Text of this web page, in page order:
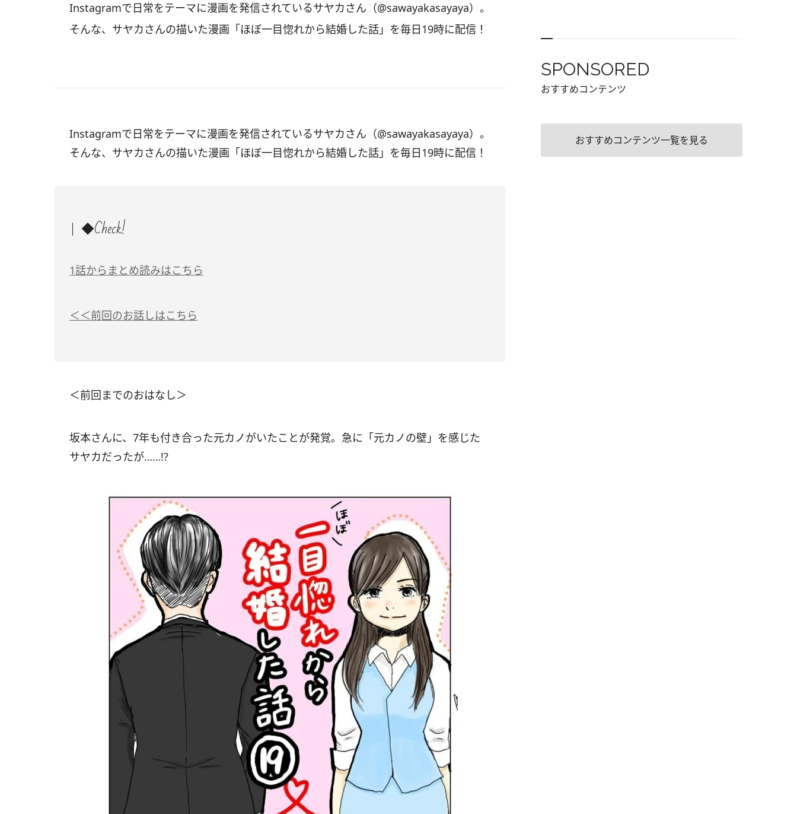
Instagramで日常をテーマに漫画を発信されているサヤカさん（@sawayakasayaya）。
そんな、サヤカさんの描いた漫画「ほぼ一目惚れから結婚した話」を毎日19時に配信！
Instagramで日常をテーマに漫画を発信されているサヤカさん（@sawayakasayaya）。
そんな、サヤカさんの描いた漫画「ほぼ一目惚れから結婚した話」を毎日19時に配信！
◆Check!
1話からまとめ読みはこちら
＜＜前回のお話しはこちら
＜前回までのおはなし＞
坂本さんに、7年も付き合った元カノがいたことが発覚。急に「元カノの壁」を感じた
サヤカだったが……!?
SPONSORED
おすすめコンテンツ
おすすめコンテンツ一覧を見る